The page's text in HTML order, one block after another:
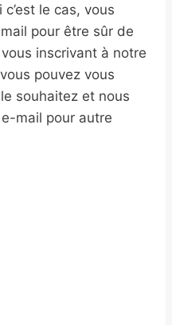
le cas, vous
pour être sûr de
inscrivant à notre
pouvez vous
souhaitez et nous
mail pour autre